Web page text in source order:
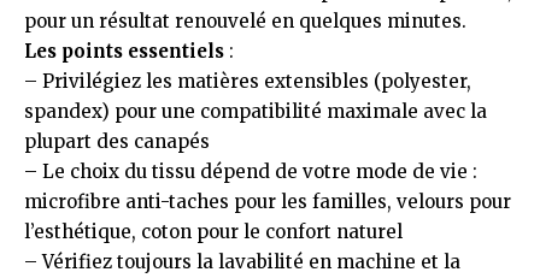
pour un résultat renouvelé en quelques minutes.
Les points essentiels :
– Privilégiez les matières extensibles (polyester,
spandex) pour une compatibilité maximale avec la
plupart des canapés
– Le choix du tissu dépend de votre mode de vie :
microfibre anti-taches pour les familles, velours pour
l’esthétique, coton pour le confort naturel
– Vérifiez toujours la lavabilité en machine et la